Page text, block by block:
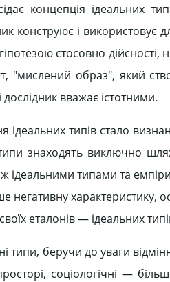
концепція ідеальних
конструює і використовує
стосовно дійсності,
"мислений образ", який
дослідник вважає істотними.
типів стало
типи знаходять виключно
типами та
характеристику,
еталонів — ідеальних
типи, беручи до уваги
соціологічні —